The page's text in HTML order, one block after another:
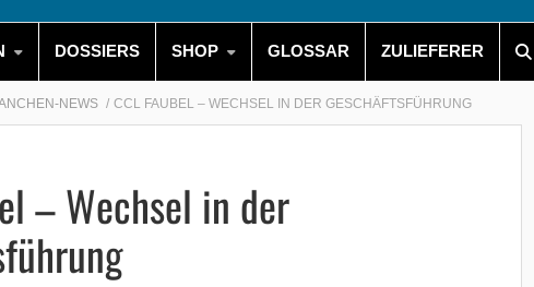
DOSSIERS SHOP GLOSSAR ZULIEFERER
NEWS CCL FAUBEL – WECHSEL IN DER GESCHÄFTSFÜHRUNG
– Wechsel in der